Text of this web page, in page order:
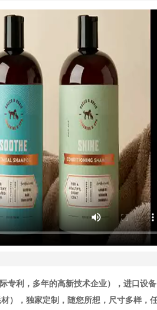
专利，多年的高新技术企业），进口设
），独家定制，随您所想，尺寸多样，